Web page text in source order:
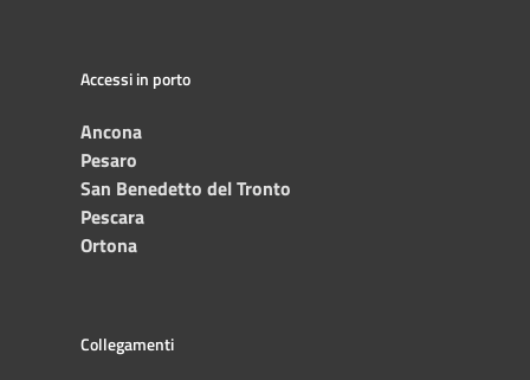
Accessi in porto
Ancona
Pesaro
San Benedetto del Tronto
Pescara
Ortona
Collegamenti